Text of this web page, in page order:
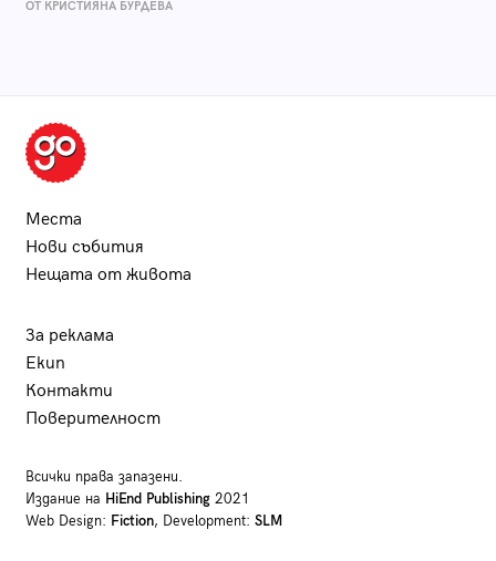
ОТ КРИСТИЯНА БУРДЕВА
Места
Нови събития
Нещата от живота
За реклама
Екип
Контакти
Поверителност
Всички права запазени.
Издание на HiEnd Publishing2021
Web Design: Fiction, Development: SLM